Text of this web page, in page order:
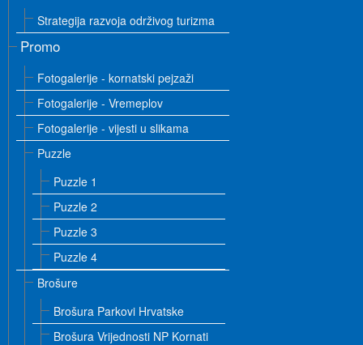
Strategija razvoja održivog turizma
Promo
Fotogalerije - kornatski pejzaži
Fotogalerije - Vremeplov
Fotogalerije - vijesti u slikama
Puzzle
Puzzle 1
Puzzle 2
Puzzle 3
Puzzle 4
Brošure
Brošura Parkovi Hrvatske
Brošura Vrijednosti NP Kornati